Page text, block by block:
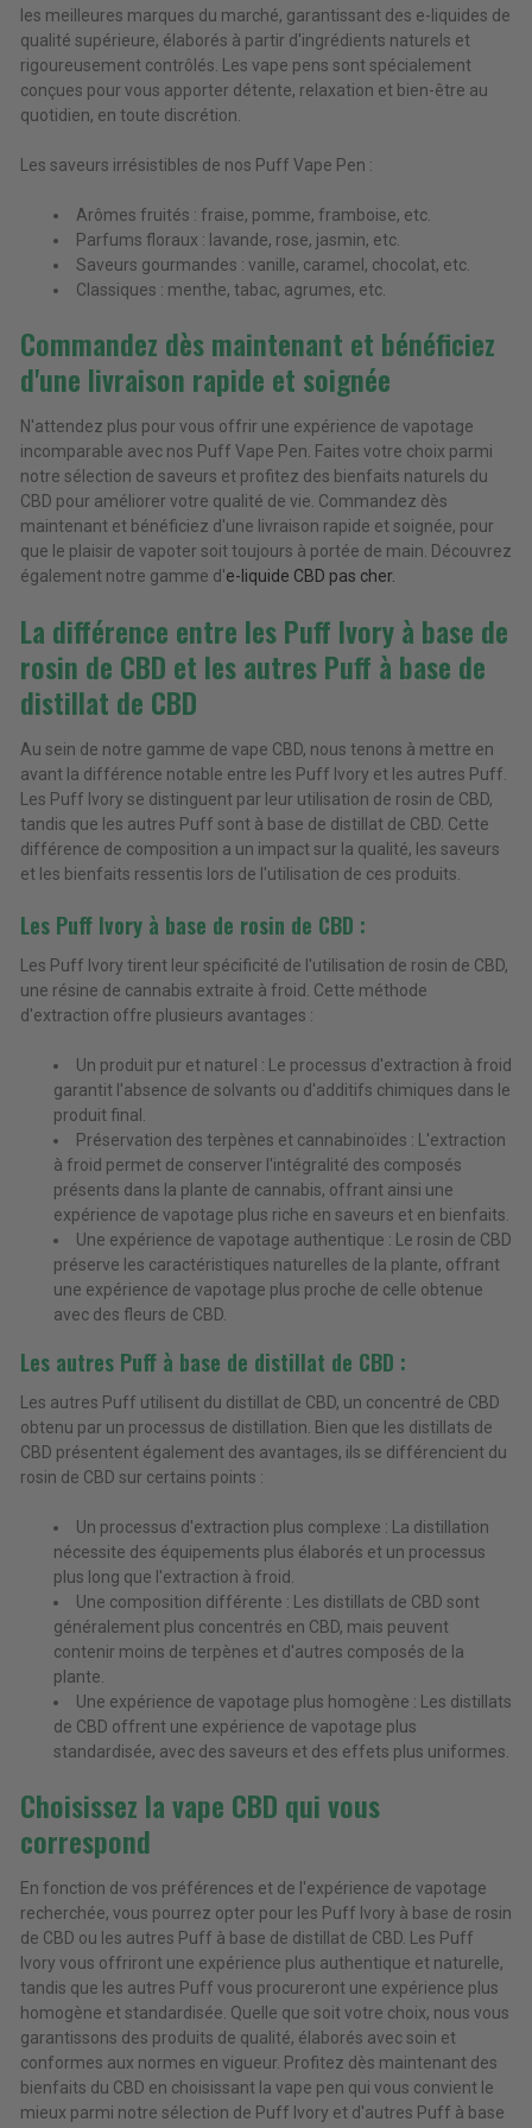
les meilleures marques du marché, garantissant des e-liquides de
qualité supérieure, élaborés à partir d'ingrédients naturels et
rigoureusement contrôlés. Les vape pens sont spécialement
conçues pour vous apporter détente, relaxation et bien-être au
quotidien, en toute discrétion.
Les saveurs irrésistibles de nos Puff Vape Pen :
Arômes fruités : fraise, pomme, framboise, etc.
Parfums floraux : lavande, rose, jasmin, etc.
Saveurs gourmandes : vanille, caramel, chocolat, etc.
Classiques : menthe, tabac, agrumes, etc.
Commandez dès maintenant et bénéficiez
d'une livraison rapide et soignée
N'attendez plus pour vous offrir une expérience de vapotage
incomparable avec nos Puff Vape Pen. Faites votre choix parmi
notre sélection de saveurs et profitez des bienfaits naturels du
CBD pour améliorer votre qualité de vie. Commandez dès
maintenant et bénéficiez d'une livraison rapide et soignée, pour
que le plaisir de vapoter soit toujours à portée de main. Découvrez
également notre gamme d'e-liquide CBD pas cher.
La différence entre les Puff Ivory à base de
rosin de CBD et les autres Puff à base de
distillat de CBD
Au sein de notre gamme de vape CBD, nous tenons à mettre en
avant la différence notable entre les Puff Ivory et les autres Puff.
Les Puff Ivory se distinguent par leur utilisation de rosin de CBD,
tandis que les autres Puff sont à base de distillat de CBD. Cette
différence de composition a un impact sur la qualité, les saveurs
et les bienfaits ressentis lors de l'utilisation de ces produits.
Les Puff Ivory à base de rosin de CBD :
Les Puff Ivory tirent leur spécificité de l'utilisation de rosin de CBD,
une résine de cannabis extraite à froid. Cette méthode
d'extraction offre plusieurs avantages :
Un produit pur et naturel : Le processus d'extraction à froid
garantit l'absence de solvants ou d'additifs chimiques dans le
produit final.
Préservation des terpènes et cannabinoïdes : L'extraction
à froid permet de conserver l'intégralité des composés
présents dans la plante de cannabis, offrant ainsi une
expérience de vapotage plus riche en saveurs et en bienfaits.
Une expérience de vapotage authentique : Le rosin de CBD
préserve les caractéristiques naturelles de la plante, offrant
une expérience de vapotage plus proche de celle obtenue
avec des fleurs de CBD.
Les autres Puff à base de distillat de CBD :
Les autres Puff utilisent du distillat de CBD, un concentré de CBD
obtenu par un processus de distillation. Bien que les distillats de
CBD présentent également des avantages, ils se différencient du
rosin de CBD sur certains points :
Un processus d'extraction plus complexe : La distillation
nécessite des équipements plus élaborés et un processus
plus long que l'extraction à froid.
Une composition différente : Les distillats de CBD sont
généralement plus concentrés en CBD, mais peuvent
contenir moins de terpènes et d'autres composés de la
plante.
Une expérience de vapotage plus homogène : Les distillats
de CBD offrent une expérience de vapotage plus
standardisée, avec des saveurs et des effets plus uniformes.
Choisissez la vape CBD qui vous
correspond
En fonction de vos préférences et de l'expérience de vapotage
recherchée, vous pourrez opter pour les Puff Ivory à base de rosin
de CBD ou les autres Puff à base de distillat de CBD. Les Puff
Ivory vous offriront une expérience plus authentique et naturelle,
tandis que les autres Puff vous procureront une expérience plus
homogène et standardisée. Quelle que soit votre choix, nous vous
garantissons des produits de qualité, élaborés avec soin et
conformes aux normes en vigueur. Profitez dès maintenant des
bienfaits du CBD en choisissant la vape pen qui vous convient le
mieux parmi notre sélection de Puff Ivory et d'autres Puff à base